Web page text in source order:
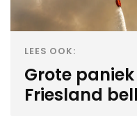
LEES OOK:
Grote
Friesland